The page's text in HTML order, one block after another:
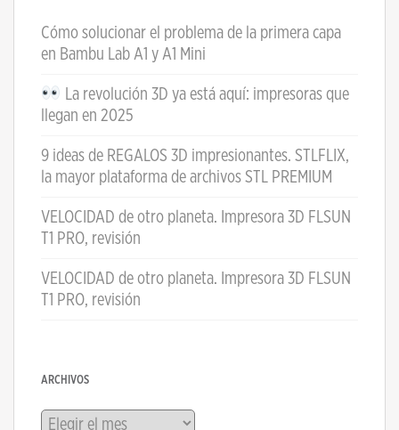
Cómo solucionar el problema de la primera capa
en Bambu Lab A1 y A1 Mini
La revolución 3D ya está aquí: impresoras que
llegan en 2025
9 ideas de REGALOS 3D impresionantes. STLFLIX,
la mayor plataforma de archivos STL PREMIUM
VELOCIDAD de otro planeta. Impresora 3D FLSUN
T1 PRO, revisión
VELOCIDAD de otro planeta. Impresora 3D FLSUN
T1 PRO, revisión
ARCHIVOS
Archivos